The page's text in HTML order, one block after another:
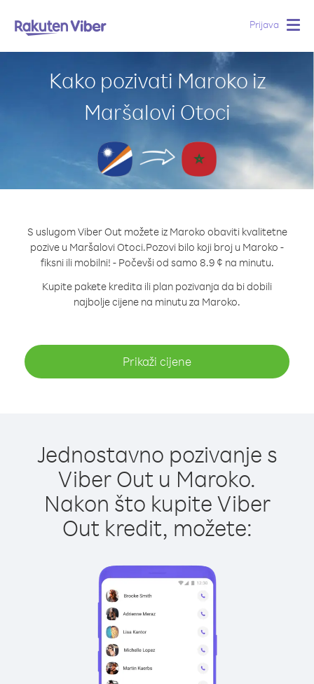
Prijava
Kako pozivati Maroko iz
Maršalovi Otoci
S uslugom Viber Out možete iz Maroko obaviti kvalitetne
pozive u Maršalovi Otoci.Pozovi bilo koji broj u Maroko -
fiksni ili mobilni! - Počevši od samo 8.9 ¢ na minutu.
Kupite pakete kredita ili plan pozivanja da bi dobili
najbolje cijene na minutu za Maroko.
Prikaži cijene
Jednostavno pozivanje s
Viber Out u Maroko.
Nakon što kupite Viber
Out kredit, možete: